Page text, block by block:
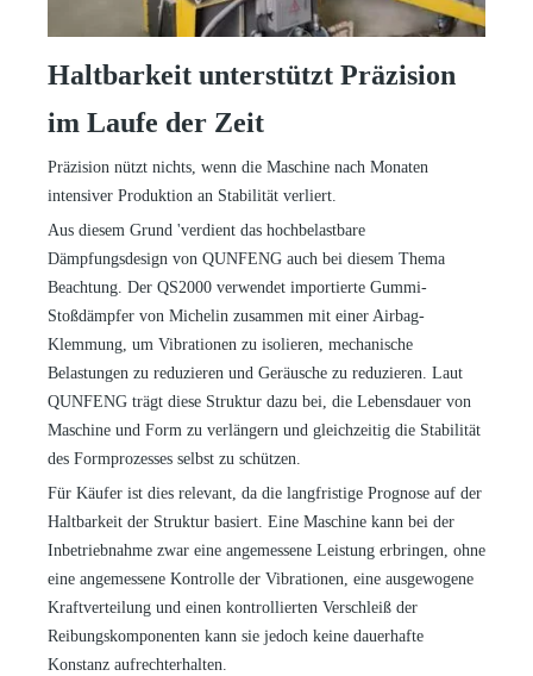
Haltbarkeit unterstützt Präzision
im Laufe der Zeit
Präzision nützt nichts, wenn die Maschine nach Monaten
intensiver Produktion an Stabilität verliert.
Aus diesem Grund 'verdient das hochbelastbare
Dämpfungsdesign von QUNFENG auch bei diesem Thema
Beachtung. Der QS2000 verwendet importierte Gummi-
Stoßdämpfer von Michelin zusammen mit einer Airbag-
Klemmung, um Vibrationen zu isolieren, mechanische
Belastungen zu reduzieren und Geräusche zu reduzieren. Laut
QUNFENG trägt diese Struktur dazu bei, die Lebensdauer von
Maschine und Form zu verlängern und gleichzeitig die Stabilität
des Formprozesses selbst zu schützen.
Für Käufer ist dies relevant, da die langfristige Prognose auf der
Haltbarkeit der Struktur basiert. Eine Maschine kann bei der
Inbetriebnahme zwar eine angemessene Leistung erbringen, ohne
eine angemessene Kontrolle der Vibrationen, eine ausgewogene
Kraftverteilung und einen kontrollierten Verschleiß der
Reibungskomponenten kann sie jedoch keine dauerhafte
Konstanz aufrechterhalten.